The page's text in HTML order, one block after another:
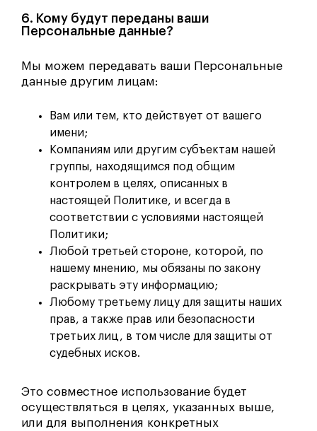
6. Кому будут переданы ваши
Персональные данные?
Мы можем передавать ваши Персональные
данные другим лицам:
Вам или тем, кто действует от вашего
имени;
Компаниям или другим субъектам нашей
группы, находящимся под общим
контролем в целях, описанных в
настоящей Политике, и всегда в
соответствии с условиями настоящей
Политики;
Любой третьей стороне, которой, по
нашему мнению, мы обязаны по закону
раскрывать эту информацию;
Любому третьему лицу для защиты наших
прав, а также прав или безопасности
третьих лиц, в том числе для защиты от
судебных исков.
Это совместное использование будет
осуществляться в целях, указанных выше,
или для выполнения конкретных